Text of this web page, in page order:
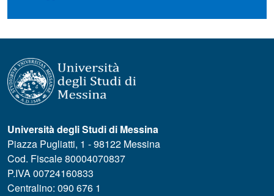
Università degli Studi di Messina
Piazza Pugliatti, 1 - 98122 Messina
Cod. Fiscale 80004070837
P.IVA 00724160833
Centralino: 090 676 1